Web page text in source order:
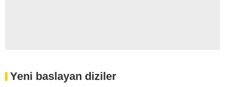
Yeni baslayan diziler